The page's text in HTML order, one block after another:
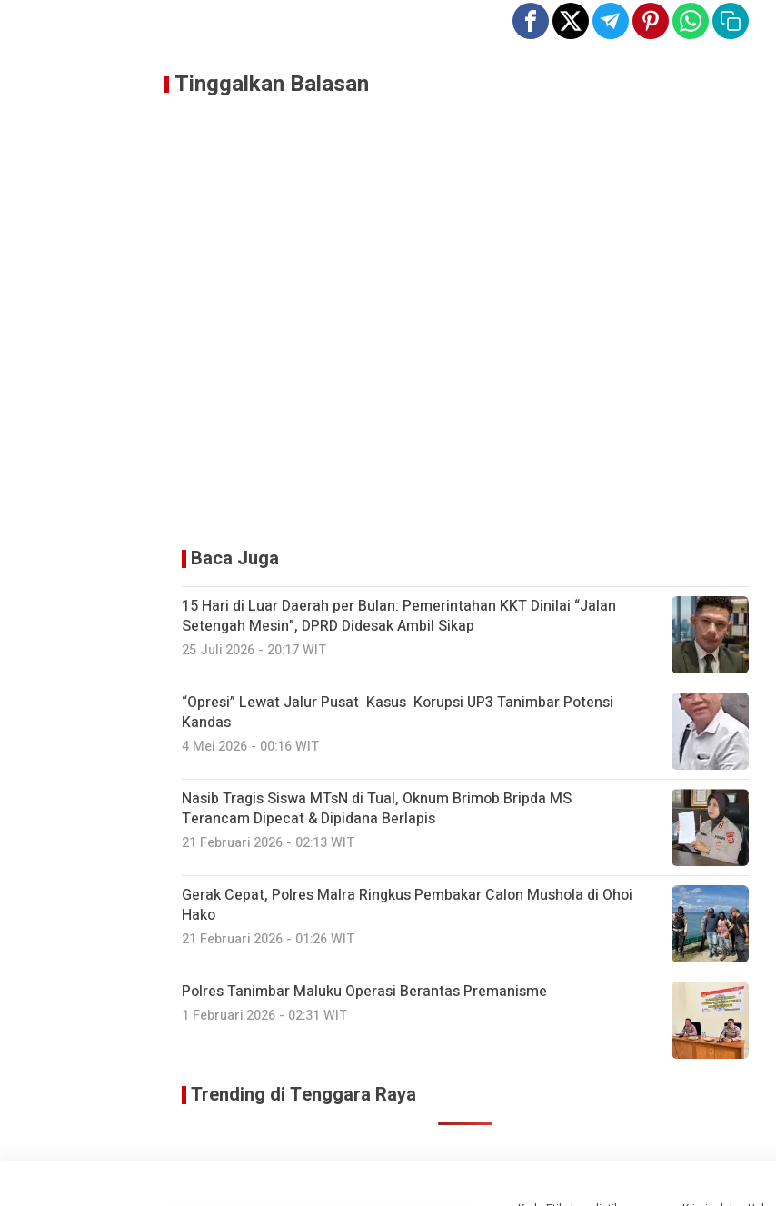
Tinggalkan Balasan
Baca Juga
15 Hari di Luar Daerah per Bulan: Pemerintahan KKT Dinilai “Jalan
Setengah Mesin”, DPRD Didesak Ambil Sikap
25 Juli 2026 - 20:17 WIT
“Opresi” Lewat Jalur Pusat Kasus Korupsi UP3 Tanimbar Potensi
Kandas
4 Mei 2026 - 00:16 WIT
Nasib Tragis Siswa MTsN di Tual, Oknum Brimob Bripda MS
Terancam Dipecat & Dipidana Berlapis
21 Februari 2026 - 02:13 WIT
Gerak Cepat, Polres Malra Ringkus Pembakar Calon Mushola di Ohoi
Hako
21 Februari 2026 - 01:26 WIT
Polres Tanimbar Maluku Operasi Berantas Premanisme
1 Februari 2026 - 02:31 WIT
Trending di Tenggara Raya